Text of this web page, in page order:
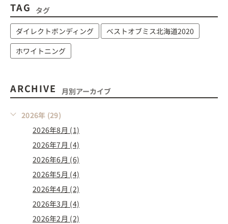
TAG タグ
ダイレクトボンディング
ベストオブミス北海道2020
ホワイトニング
ARCHIVE 月別アーカイブ
2026年 (29)
2026年8月 (1)
2026年7月 (4)
2026年6月 (6)
2026年5月 (4)
2026年4月 (2)
2026年3月 (4)
2026年2月 (2)